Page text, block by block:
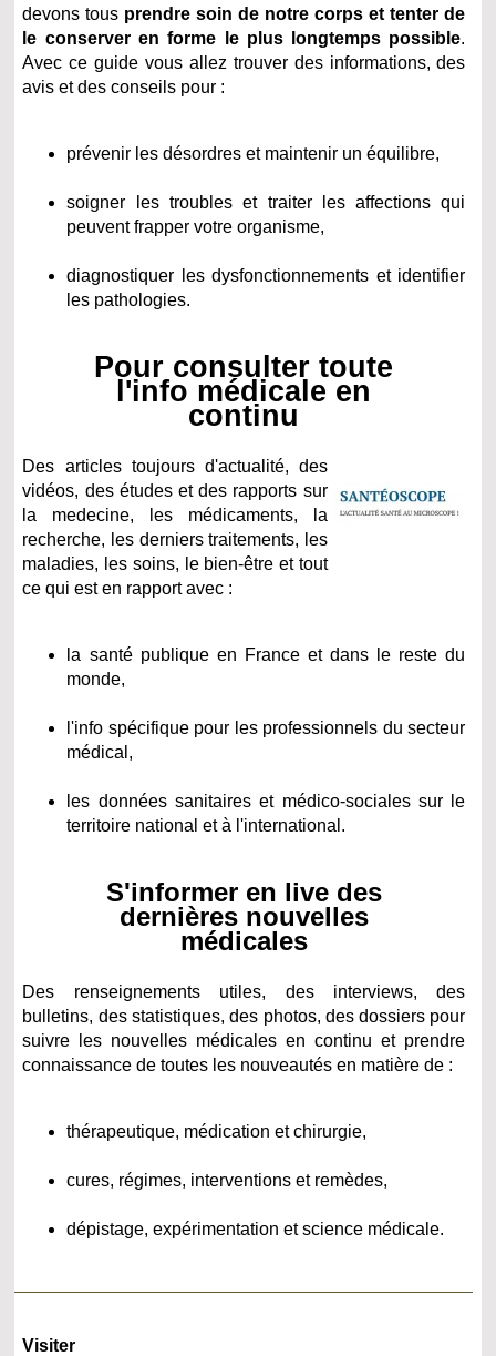
devons tous prendre soin de notre corps et tenter de
le conserver en forme le plus longtemps possible.
Avec ce guide vous allez trouver des informations, des
avis et des conseils pour :
prévenir les désordres et maintenir un équilibre,
soigner les troubles et traiter les affections qui
peuvent frapper votre organisme,
diagnostiquer les dysfonctionnements et identifier
les pathologies.
Pour consulter toute
l'info médicale en
continu
Des articles toujours d'actualité, des
vidéos, des études et des rapports sur
la medecine, les médicaments, la
recherche, les derniers traitements, les
maladies, les soins, le bien-être et tout
ce qui est en rapport avec :
la santé publique en France et dans le reste du
monde,
l'info spécifique pour les professionnels du secteur
médical,
les données sanitaires et médico-sociales sur le
territoire national et à l'international.
S'informer en live des
dernières nouvelles
médicales
Des renseignements utiles, des interviews, des
bulletins, des statistiques, des photos, des dossiers pour
suivre les nouvelles médicales en continu et prendre
connaissance de toutes les nouveautés en matière de :
thérapeutique, médication et chirurgie,
cures, régimes, interventions et remèdes,
dépistage, expérimentation et science médicale.
Visiter